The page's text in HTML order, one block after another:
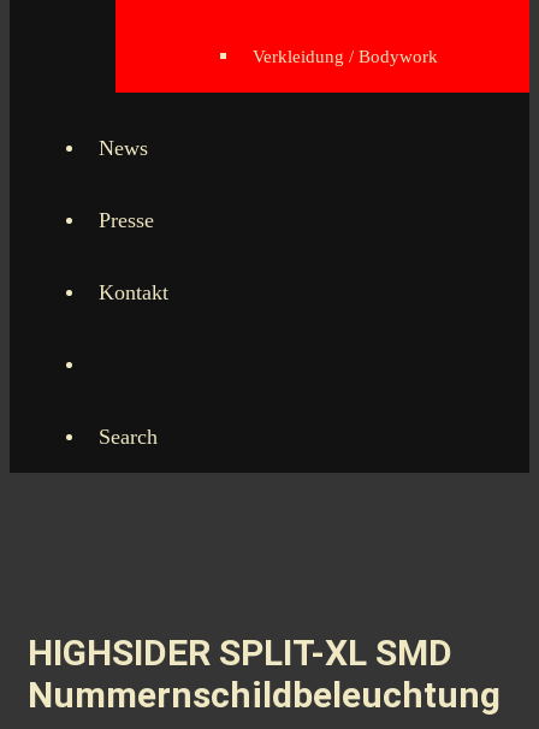
Verkleidung / Bodywork
News
Presse
Kontakt
Search
HIGHSIDER SPLIT-XL SMD
Nummernschildbeleuchtung